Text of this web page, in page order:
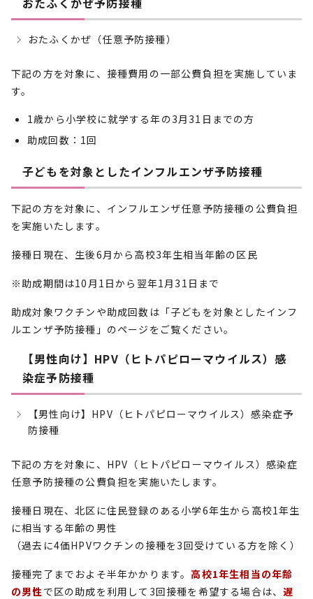
おたふくかぜ（任意予防接種）
下記の方を対象に、接種費用の一部公費負担を実施していま
す。
1歳から小学校に就学する年の3月31日までの方
助成回数：1回
子どもを対象としたインフルエンザ予防接種
下記の方を対象に、インフルエンザ任意予防接種の公費負担
を実施いたします。
接種日現在、生後6月から高校3年生相当年齢の区民
※助成期間は10月1日から翌年1月31日まで
助成対象ワクチンや助成回数は「子どもを対象としたインフ
ルエンザ予防接種」のページをご覧ください。
【男性向け】HPV（ヒトパピローマウイルス）感
染症予防接種
【男性向け】HPV（ヒトパピローマウイルス）感染症予
防接種
下記の方を対象に、HPV（ヒトパピローマウイルス）感染症
任意予防接種の公費負担を実施いたします。
接種日現在、北区に住民登録のある小学6年生から高校1年生
に相当する年齢の男性
（過去に4価HPVワクチンの接種を3回受けている方を除く）
接種完了までおよそ半年かかります。高校1年生相当の年齢
の男性で区の助成を利用して3回接種を希望する場合は、遅